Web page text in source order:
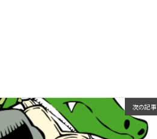
次の記事